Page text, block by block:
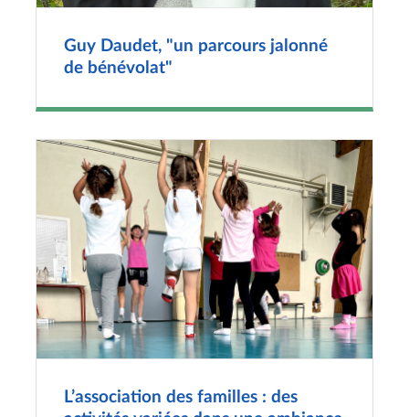
Guy Daudet, "un parcours jalonné
de bénévolat"
L’association des familles : des